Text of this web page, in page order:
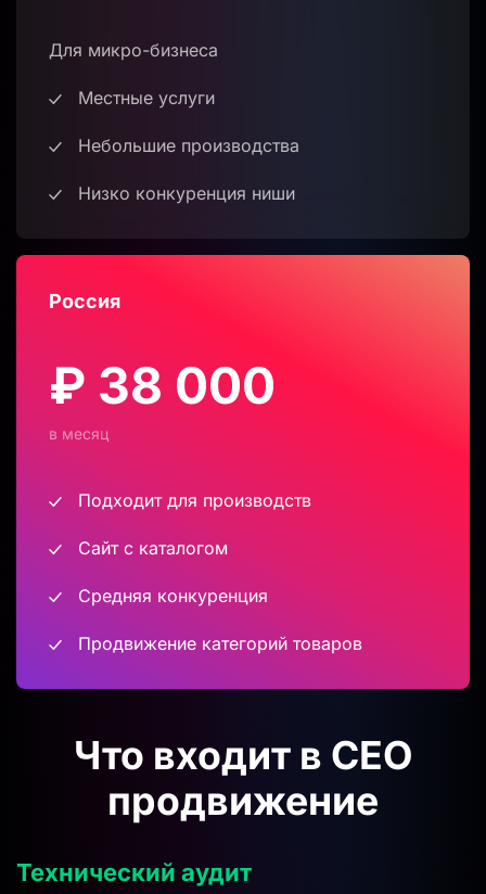
Для микро-бизнеса
Местные услуги
Небольшие производства
Низко конкуренция ниши
Россия
₽ 38 000
в месяц
Подходит для производств
Сайт с каталогом
Средняя конкуренция
Продвижение категорий товаров
Что входит в СЕО
продвижение
Технический аудит